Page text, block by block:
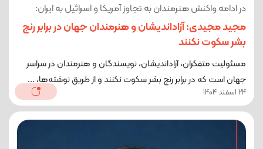
در ادامه واکنش هنرمندان به تجاوز آمریکا و اسرائیل به ایران:
مجید مجیدی: آزاداندیشان و هنرمندان جهان در برابر رنج
بشر سکوت نکنند
مسئولیت متفکران، آزاداندیشان، نویسندگان و هنرمندان در سراسر
جهان است که در برابر رنج بشر سکوت نکنند و از طریق نوشته‌ها، ...
24 اسفند 1404